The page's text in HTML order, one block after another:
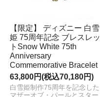
【限定】 ディズニー 白雪
姫 75周年記念 ブレスレッ
トSnow White 75th
Anniversary
Commemorative Bracelet
63,800円(税込70,180円)
白雪姫制作75周年を記念した
マザーオブ・パールとスター